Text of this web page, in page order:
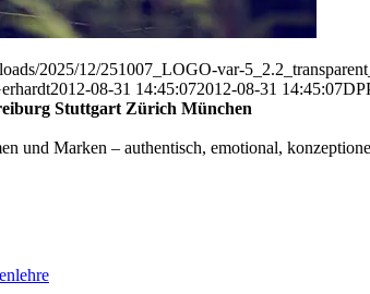
2025/12/251007_LOGO-var-
2012-08-31 14:45:072012-08-31 14:45:07
Stuttgart Zürich München
und Marken – authentisch, emotional,